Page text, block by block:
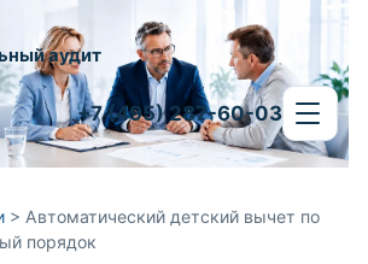
аудит
+7 (495) 287-60-03
> Автоматический детский вычет по
порядок